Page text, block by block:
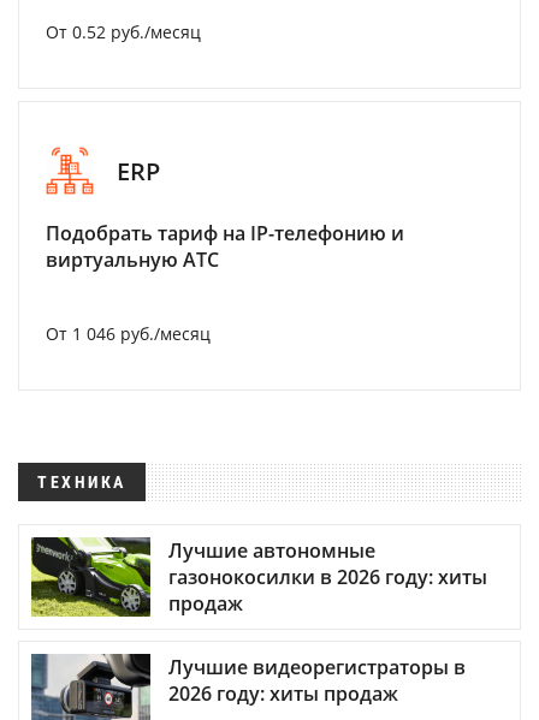
От 0.52 руб./месяц
ERP
Подобрать тариф на IP-телефонию и
виртуальную АТС
От 1 046 руб./месяц
ТЕХНИКА
Лучшие автономные
газонокосилки в 2026 году: хиты
продаж
Лучшие видеорегистраторы в
2026 году: хиты продаж